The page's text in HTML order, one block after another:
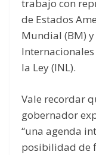
trabajo con
de Estados
Mundial (BM)
la Ley (INL).
Vale recordar
gobernador
“una agenda
posibilidad de